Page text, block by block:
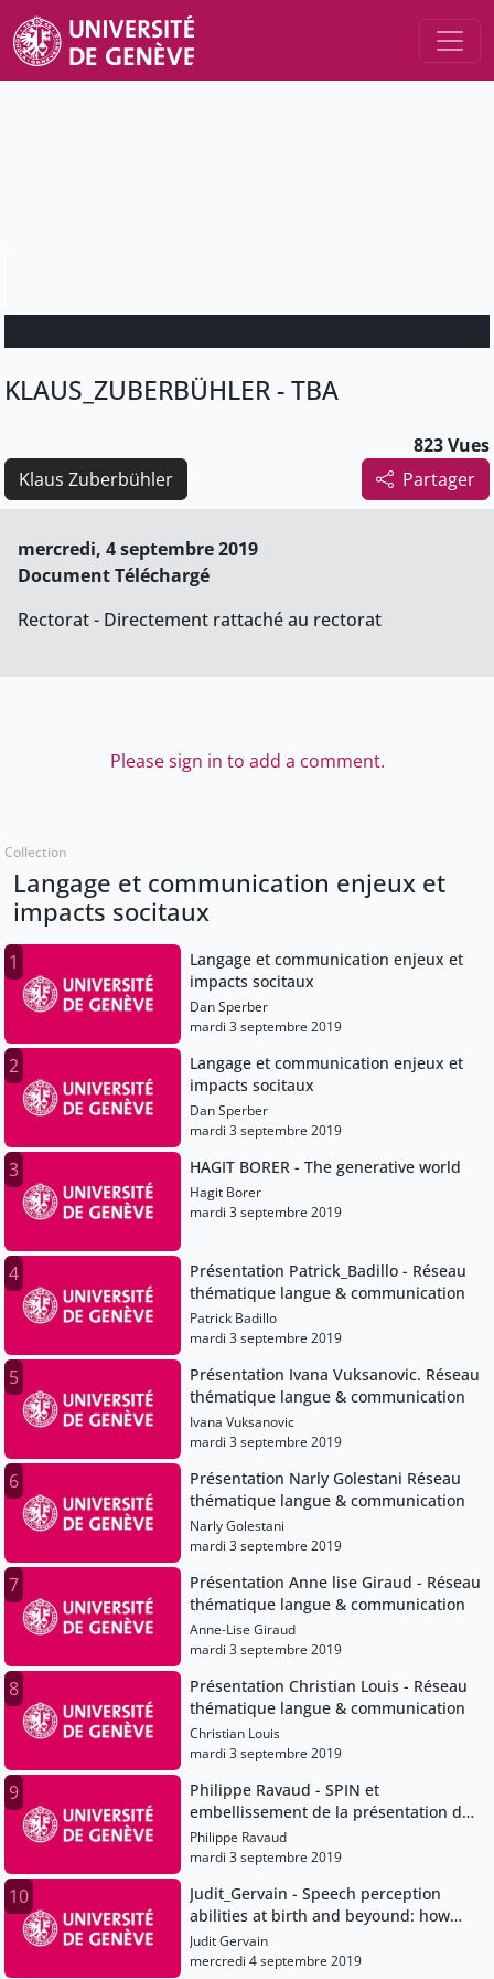
KLAUS_ZUBERBÜHLER - TBA
823 Vues
Partager
Klaus Zuberbühler
mercredi, 4 septembre 2019
Document Téléchargé
Rectorat - Directement rattaché au rectorat
Please sign in to add a comment.
Collection
Langage et communication enjeux et
impacts socitaux
1
Langage et communication enjeux et
impacts socitaux
Dan Sperber
mardi 3 septembre 2019
2
Langage et communication enjeux et
impacts socitaux
Dan Sperber
mardi 3 septembre 2019
3 HAGIT BORER - The generative world
Hagit Borer
mardi 3 septembre 2019
4
Présentation Patrick_Badillo - Réseau
thématique langue & communication
Patrick Badillo
mardi 3 septembre 2019
5
Présentation Ivana Vuksanovic. Réseau
thématique langue & communication
Ivana Vuksanovic
mardi 3 septembre 2019
6
Présentation Narly Golestani Réseau
thématique langue & communication
Narly Golestani
mardi 3 septembre 2019
7
Présentation Anne lise Giraud - Réseau
thématique langue & communication
Anne-Lise Giraud
mardi 3 septembre 2019
8
Présentation Christian Louis - Réseau
thématique langue & communication
Christian Louis
mardi 3 septembre 2019
9
Philippe Ravaud - SPIN et
embellissement de la présentation des
résultats en Médecine
Philippe Ravaud
mardi 3 septembre 2019
10
Judit_Gervain - Speech perception
abilities at birth and beyound: how
prenatal experiences shapes speech
perception and language development
Judit Gervain
mercredi 4 septembre 2019